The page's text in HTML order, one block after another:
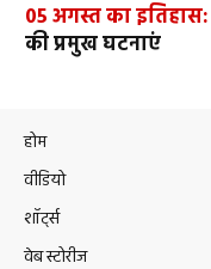
05 अगस्त का इतिहास:
की प्रमुख घटनाएं
होम
वीडियो
शॉर्ट्स
वेब स्टोरीज